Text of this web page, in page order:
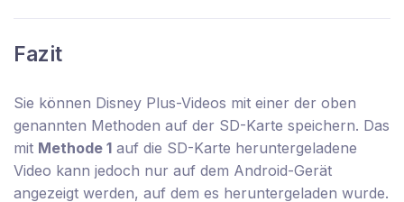
Fazit
Sie können Disney Plus-Videos mit einer der oben
genannten Methoden auf der SD-Karte speichern. Das
mit Methode 1 auf die SD-Karte heruntergeladene
Video kann jedoch nur auf dem Android-Gerät
angezeigt werden, auf dem es heruntergeladen wurde.